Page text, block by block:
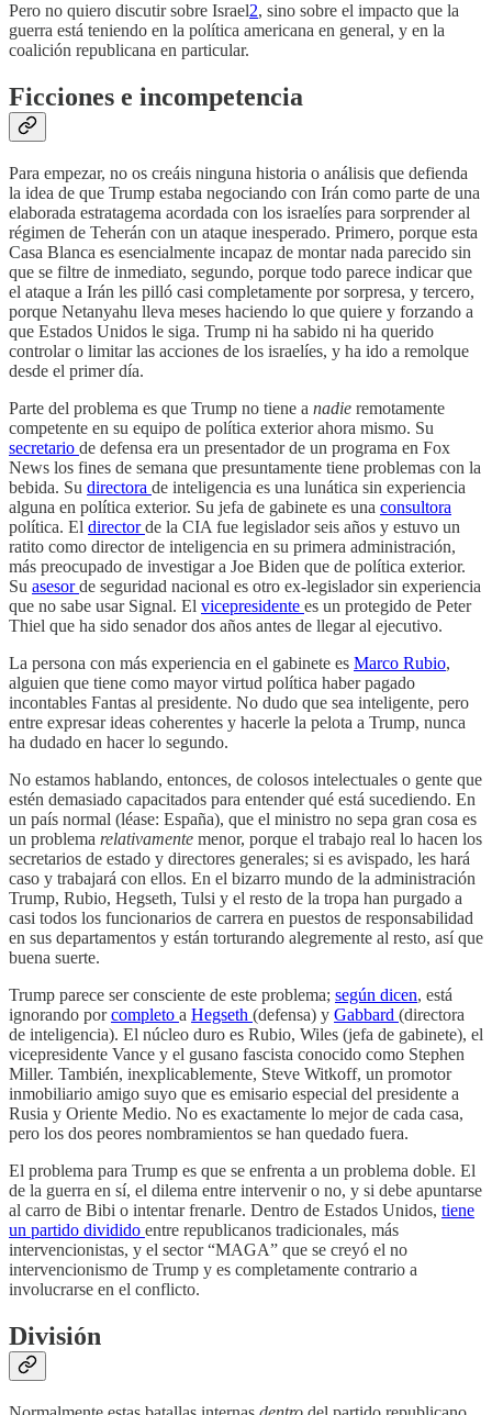
Pero no quiero discutir sobre Israel2, sino sobre el impacto que la
guerra está teniendo en la política americana en general, y en la
coalición republicana en particular.
Ficciones e incompetencia
Para empezar, no os creáis ninguna historia o análisis que defienda
la idea de que Trump estaba negociando con Irán como parte de una
elaborada estratagema acordada con los israelíes para sorprender al
régimen de Teherán con un ataque inesperado. Primero, porque esta
Casa Blanca es esencialmente incapaz de montar nada parecido sin
que se filtre de inmediato, segundo, porque todo parece indicar que
el ataque a Irán les pilló casi completamente por sorpresa, y tercero,
porque Netanyahu lleva meses haciendo lo que quiere y forzando a
que Estados Unidos le siga. Trump ni ha sabido ni ha querido
controlar o limitar las acciones de los israelíes, y ha ido a remolque
desde el primer día.
Parte del problema es que Trump no tiene a nadie remotamente
competente en su equipo de política exterior ahora mismo. Su
secretario de defensa era un presentador de un programa en Fox
News los fines de semana que presuntamente tiene problemas con la
bebida. Su directora de inteligencia es una lunática sin experiencia
alguna en política exterior. Su jefa de gabinete es una consultora
política. El directorde la CIA fue legislador seis años y estuvo un
ratito como director de inteligencia en su primera administración,
más preocupado de investigar a Joe Biden que de política exterior.
Su asesorde seguridad nacional es otro ex-legislador sin experiencia
que no sabe usar Signal. El vicepresidente es un protegido de Peter
Thiel que ha sido senador dos años antes de llegar al ejecutivo.
La persona con más experiencia en el gabinete es Marco Rubio,
alguien que tiene como mayor virtud política haber pagado
incontables Fantas al presidente. No dudo que sea inteligente, pero
entre expresar ideas coherentes y hacerle la pelota a Trump, nunca
ha dudado en hacer lo segundo.
No estamos hablando, entonces, de colosos intelectuales o gente que
estén demasiado capacitados para entender qué está sucediendo. En
un país normal (léase: España), que el ministro no sepa gran cosa es
un problema relativamente menor, porque el trabajo real lo hacen los
secretarios de estado y directores generales; si es avispado, les hará
caso y trabajará con ellos. En el bizarro mundo de la administración
Trump, Rubio, Hegseth, Tulsi y el resto de la tropa han purgado a
casi todos los funcionarios de carrera en puestos de responsabilidad
en sus departamentos y están torturando alegremente al resto, así que
buena suerte.
Trump parece ser consciente de este problema; según dicen, está
ignorando porcompleto a Hegseth (defensa) y Gabbard (directora
de inteligencia). El núcleo duro es Rubio, Wiles (jefa de gabinete), el
vicepresidente Vance y el gusano fascista conocido como Stephen
Miller. También, inexplicablemente, Steve Witkoff, un promotor
inmobiliario amigo suyo que es emisario especial del presidente a
Rusia y Oriente Medio. No es exactamente lo mejor de cada casa,
pero los dos peores nombramientos se han quedado fuera.
El problema para Trump es que se enfrenta a un problema doble. El
de la guerra en sí, el dilema entre intervenir o no, y si debe apuntarse
al carro de Bibi o intentar frenarle. Dentro de Estados Unidos, tiene
un partido dividido entre republicanos tradicionales, más
intervencionistas, y el sector “MAGA” que se creyó el no
intervencionismo de Trump y es completamente contrario a
involucrarse en el conflicto.
División